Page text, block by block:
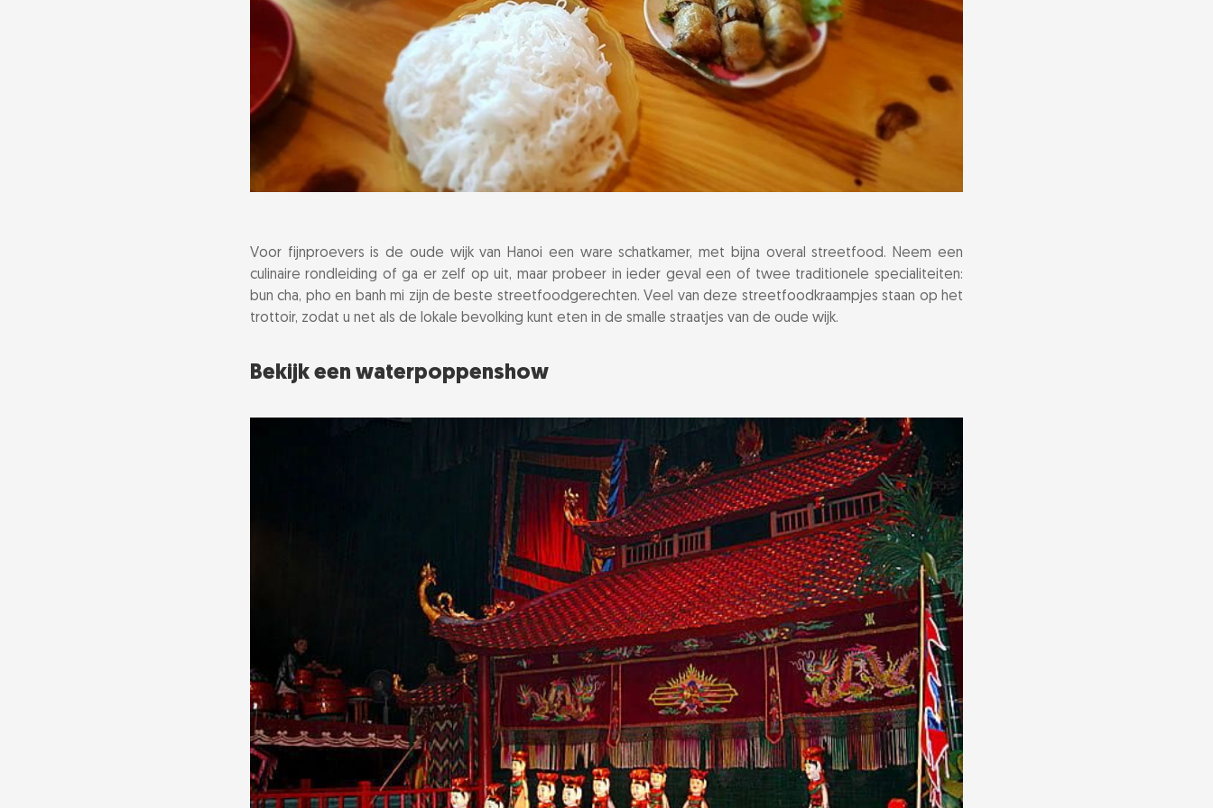
Voor fijnproevers is de oude wijk van Hanoi een ware schatkamer, met bijna overal streetfood. Neem een
culinaire rondleiding of ga er zelf op uit, maar probeer in ieder geval een of twee traditionele specialiteiten:
bun cha, pho en banh mi zijn de beste streetfoodgerechten. Veel van deze streetfoodkraampjes staan op het
trottoir, zodat u net als de lokale bevolking kunt eten in de smalle straatjes van de oude wijk.
Bekijk een waterpoppenshow